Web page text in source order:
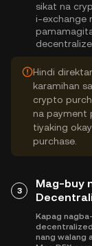
sikat na
i-exchange
Hindi
karamihan
crypto
na payment
tiyaking
purchase.
3
Mag-buy
Kapag
nang walang